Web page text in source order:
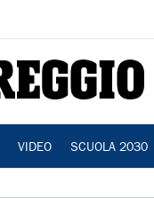
VIDEO SCUOLA 2030